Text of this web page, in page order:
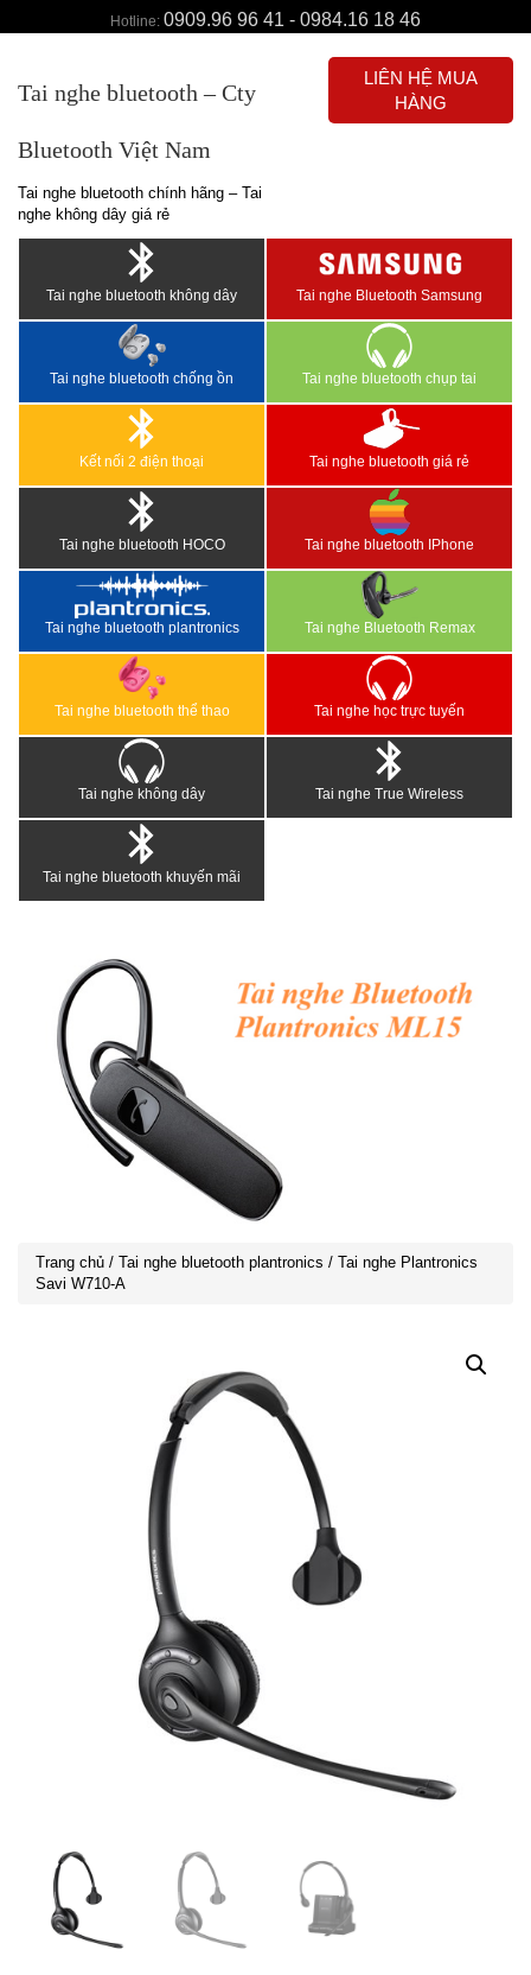
Hotline: 0909.96 96 41 - 0984.16 18 46
Tai nghe bluetooth – Cty
Bluetooth Việt Nam
Tai nghe bluetooth chính hãng – Tai
nghe không dây giá rẻ
LIÊN HỆ MUA
HÀNG
Tai nghe bluetooth không dây Tai nghe Bluetooth Samsung
Tai nghe bluetooth chống ồn Tai nghe bluetooth chụp tai
Kết nối 2 điện thoại Tai nghe bluetooth giá rẻ
Tai nghe bluetooth HOCO Tai nghe bluetooth IPhone
Tai nghe bluetooth plantronics Tai nghe Bluetooth Remax
Tai nghe bluetooth thể thao Tai nghe học trực tuyến
Tai nghe không dây Tai nghe True Wireless
Tai nghe bluetooth khuyến mãi
Trang chủ / Tai nghe bluetooth plantronics / Tai nghe Plantronics
Savi W710-A